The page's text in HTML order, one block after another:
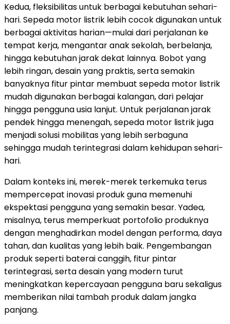
Kedua, fleksibilitas untuk berbagai kebutuhan sehari-
hari. Sepeda motor listrik lebih cocok digunakan untuk
berbagai aktivitas harian—mulai dari perjalanan ke
tempat kerja, mengantar anak sekolah, berbelanja,
hingga kebutuhan jarak dekat lainnya. Bobot yang
lebih ringan, desain yang praktis, serta semakin
banyaknya fitur pintar membuat sepeda motor listrik
mudah digunakan berbagai kalangan, dari pelajar
hingga pengguna usia lanjut. Untuk perjalanan jarak
pendek hingga menengah, sepeda motor listrik juga
menjadi solusi mobilitas yang lebih serbaguna
sehingga mudah terintegrasi dalam kehidupan sehari-
hari.
Dalam konteks ini, merek-merek terkemuka terus
mempercepat inovasi produk guna memenuhi
ekspektasi pengguna yang semakin besar. Yadea,
misalnya, terus memperkuat portofolio produknya
dengan menghadirkan model dengan performa, daya
tahan, dan kualitas yang lebih baik. Pengembangan
produk seperti baterai canggih, fitur pintar
terintegrasi, serta desain yang modern turut
meningkatkan kepercayaan pengguna baru sekaligus
memberikan nilai tambah produk dalam jangka
panjang.